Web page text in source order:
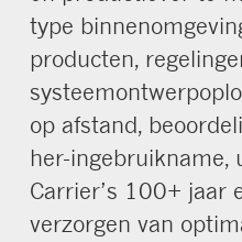
type
producten,
op afstand,
her-ingebruikname,
Carrier’s 100+ jaar
verzorgen van